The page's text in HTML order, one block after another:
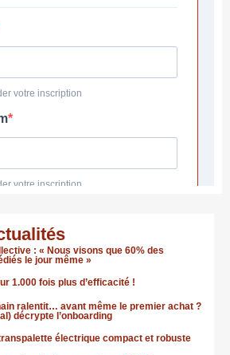
: « Nous visons que 60% des
le jour même »
1.000 fois plus d’efficacité !
ralentit… avant même le premier achat ?
décrypte l’onboarding
électrique compact et robuste